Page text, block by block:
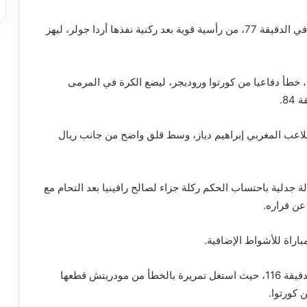
ونجح تشواميني في تسجيل الهدف الثاني لريال مدريد في الدقيقة 77، من رأسية قوية بعد ركنية نفذها أردا جولر، ليهز
دفاعيا من كورتوا وروديجر، ليضع الكرة في المرمى
محله اللاعب المغربي إبراهيم دياز، وسط قلق واضح من جانب ريال
باحتساب الحكم ركلة جزاء لصالح رافينيا بعد التحام مع
عن قراره.
ونجح كوندي في خطف الانتصار القاتل لبرشلونة في الدقيقة 116، حيث استغل تمريرة بالخطأ من مودريتش قطعها
كورتوا.